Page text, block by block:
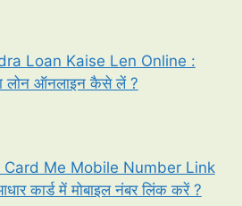
Loan Kaise Len Online :
लोन ऑनलाइन कैसे लें ?
Card Me Mobile Number Link
कार्ड में मोबाइल नंबर लिंक करें ?